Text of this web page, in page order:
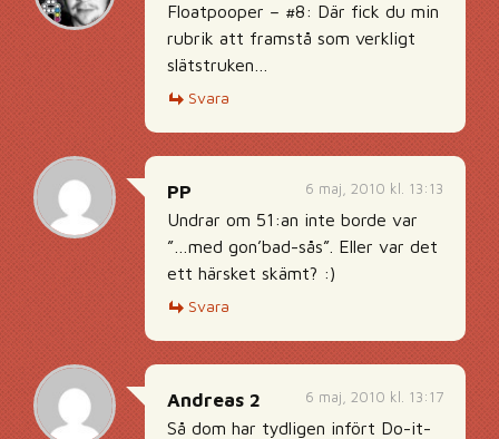
Floatpooper – #8: Där fick du min
rubrik att framstå som verkligt
slätstruken…
Svara
6 maj, 2010 kl. 13:13
PP
Undrar om 51:an inte borde var
”…med gon’bad-sås”. Eller var det
ett härsket skämt? :)
Svara
6 maj, 2010 kl. 13:17
Andreas 2
Så dom har tydligen infört Do-it-